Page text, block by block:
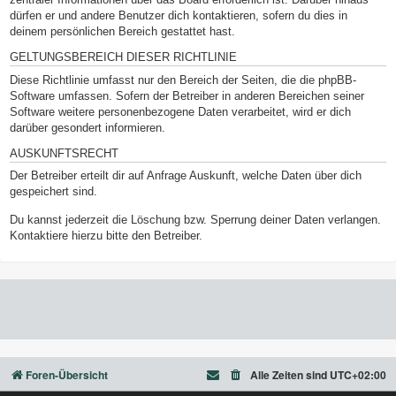
dürfen er und andere Benutzer dich kontaktieren, sofern du dies in
deinem persönlichen Bereich gestattet hast.
GELTUNGSBEREICH DIESER RICHTLINIE
Diese Richtlinie umfasst nur den Bereich der Seiten, die die phpBB-
Software umfassen. Sofern der Betreiber in anderen Bereichen seiner
Software weitere personenbezogene Daten verarbeitet, wird er dich
darüber gesondert informieren.
AUSKUNFTSRECHT
Der Betreiber erteilt dir auf Anfrage Auskunft, welche Daten über dich
gespeichert sind.
Du kannst jederzeit die Löschung bzw. Sperrung deiner Daten verlangen.
Kontaktiere hierzu bitte den Betreiber.
Foren-Übersicht Alle Zeiten sind UTC+02:00